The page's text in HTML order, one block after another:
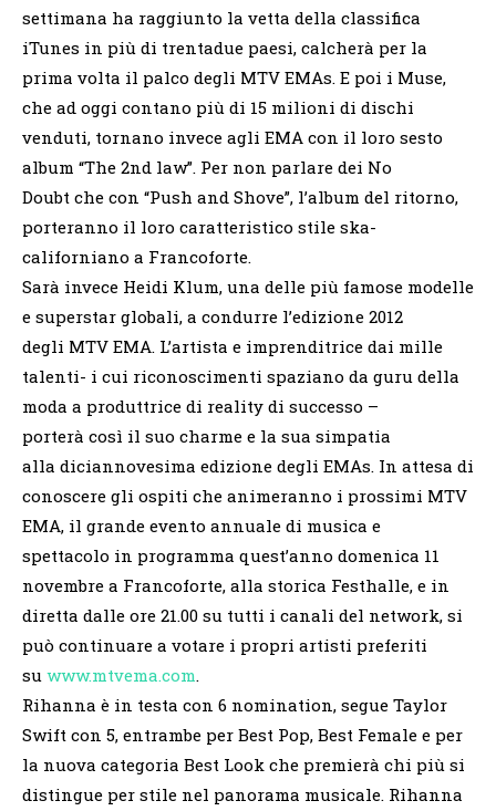
settimana ha raggiunto la vetta della classifica
iTunes in più di trentadue paesi, calcherà per la
prima volta il palco degli MTV EMAs. E poi i Muse,
che ad oggi contano più di 15 milioni di dischi
venduti, tornano invece agli EMA con il loro sesto
album “The 2nd law”. Per non parlare dei No
Doubt che con “Push and Shove”, l’album del ritorno,
porteranno il loro caratteristico stile ska-
californiano a Francoforte.
Sarà invece Heidi Klum, una delle più famose modelle
e superstar globali, a condurre l’edizione 2012
degli MTV EMA. L’artista e imprenditrice dai mille
talenti- i cui riconoscimenti spaziano da guru della
moda a produttrice di reality di successo –
porterà così il suo charme e la sua simpatia
alla diciannovesima edizione degli EMAs. In attesa di
conoscere gli ospiti che animeranno i prossimi MTV
EMA, il grande evento annuale di musica e
spettacolo in programma quest’anno domenica 11
novembre a Francoforte, alla storica Festhalle, e in
diretta dalle ore 21.00 su tutti i canali del network, si
può continuare a votare i propri artisti preferiti
su www.mtvema.com.
Rihanna è in testa con 6 nomination, segue Taylor
Swift con 5, entrambe per Best Pop, Best Female e per
la nuova categoria Best Look che premierà chi più si
distingue per stile nel panorama musicale. Rihanna